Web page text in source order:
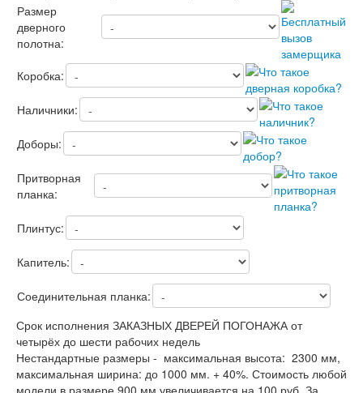
Лабиринт Лондон
Лабиринт Норд Плюс
Лабиринт Пазл
Лабиринт Пиано
Лабиринт Пиано Смарт 2.0
Лабиринт Платинум
Лабиринт Полярис лайт
Лабиринт Роял
Лабиринт Сильвер
Лабиринт Скайлаб
Лабиринт Смартлаб
Лабиринт Соналаб
Лабиринт Термомагнит
Лабиринт Трендо
Лабиринт Тундра Плюс
Лабиринт Урбан
Размер
дверного
полотна:
Коробка:
Наличники:
Доборы:
Притворная
планка:
Плинтус:
Капитель:
Соединительная планка:
Срок исполнения ЗАКАЗНЫХ ДВЕРЕЙ ПОГОНАЖА от
четырёх до шести рабочих недель
Нестандартные размеры - максимальная высота: 2300 мм,
максимальная ширина: до 1000 мм. + 40%. Стоимость любой
модели в размере 900 мм увеличивается на 100 руб. За